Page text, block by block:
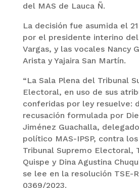
del MAS de Lauca Ñ.
La decisión fue asumida el
por el presidente interino del
Vargas, y las vocales Nancy
Arista y Yajaira San Martín.
“La Sala Plena del Tribunal
Electoral, en uso de sus
conferidas por ley resuelve:
recusación formulada por
Jiménez Guachalla,
político MAS-IPSP, contra
Tribunal Supremo Electoral,
Quispe y Dina Agustina
se lee en la resolución TSE-
0369/2023.